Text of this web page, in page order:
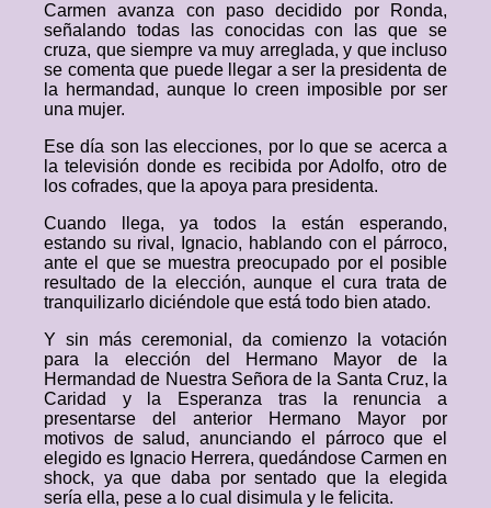
Carmen avanza con paso decidido por Ronda,
señalando todas las conocidas con las que se
cruza, que siempre va muy arreglada, y que incluso
se comenta que puede llegar a ser la presidenta de
la hermandad, aunque lo creen imposible por ser
una mujer.
Ese día son las elecciones, por lo que se acerca a
la televisión donde es recibida por Adolfo, otro de
los cofrades, que la apoya para presidenta.
Cuando llega, ya todos la están esperando,
estando su rival, Ignacio, hablando con el párroco,
ante el que se muestra preocupado por el posible
resultado de la elección, aunque el cura trata de
tranquilizarlo diciéndole que está todo bien atado.
Y sin más ceremonial, da comienzo la votación
para la elección del Hermano Mayor de la
Hermandad de Nuestra Señora de la Santa Cruz, la
Caridad y la Esperanza tras la renuncia a
presentarse del anterior Hermano Mayor por
motivos de salud, anunciando el párroco que el
elegido es Ignacio Herrera, quedándose Carmen en
shock, ya que daba por sentado que la elegida
sería ella, pese a lo cual disimula y le felicita.